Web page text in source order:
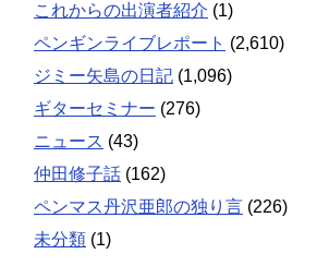
これからの出演者紹介 (1)
ペンギンライブレポート (2,610)
ジミー矢島の日記 (1,096)
ギターセミナー (276)
ニュース (43)
仲田修子話 (162)
ペンマス丹沢亜郎の独り言 (226)
未分類 (1)